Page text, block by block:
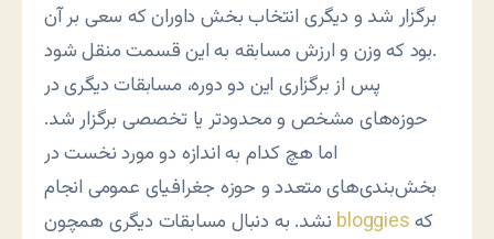
برگزار شد و دیگری انتخاب بخش داوران که سعی بر آن
بود که وزن و ارزش مسابقه به این قسمت منقل شود.
پس از برگزاری این دو دوره، مسابقات دیگری در
حوزه‌های مشخص و محدودتر یا تخصصی برگزار شد.
اما هچ کدام به اندازه دو مورد نخست در
بخش‌بندی‌های متعدد و حوزه جغرافیای عمومی انجام
bloggiesکه